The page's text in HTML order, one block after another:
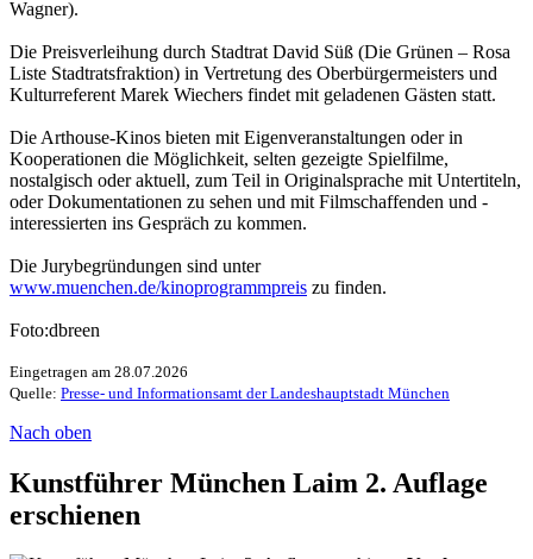
Wagner).
Die Preisverleihung durch Stadtrat David Süß (Die Grünen – Rosa
Liste Stadtratsfraktion) in Vertretung des Oberbürgermeisters und
Kulturreferent Marek Wiechers findet mit geladenen Gästen statt.
Die Arthouse-Kinos bieten mit Eigenveranstaltungen oder in
Kooperationen die Möglichkeit, selten gezeigte Spielfilme,
nostalgisch oder aktuell, zum Teil in Originalsprache mit Untertiteln,
oder Dokumentationen zu sehen und mit Filmschaffenden und -
interessierten ins Gespräch zu kommen.
Die Jurybegründungen sind unter
www.muenchen.de/kinoprogrammpreis zu finden.
Foto:dbreen
Eingetragen am 28.07.2026
Quelle: Presse- und Informationsamt der Landeshauptstadt München
Nach oben
Kunstführer München Laim 2. Auflage
erschienen